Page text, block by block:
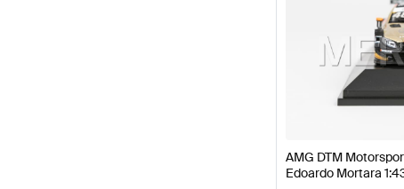
AMG DTM
Edoardo Mortara